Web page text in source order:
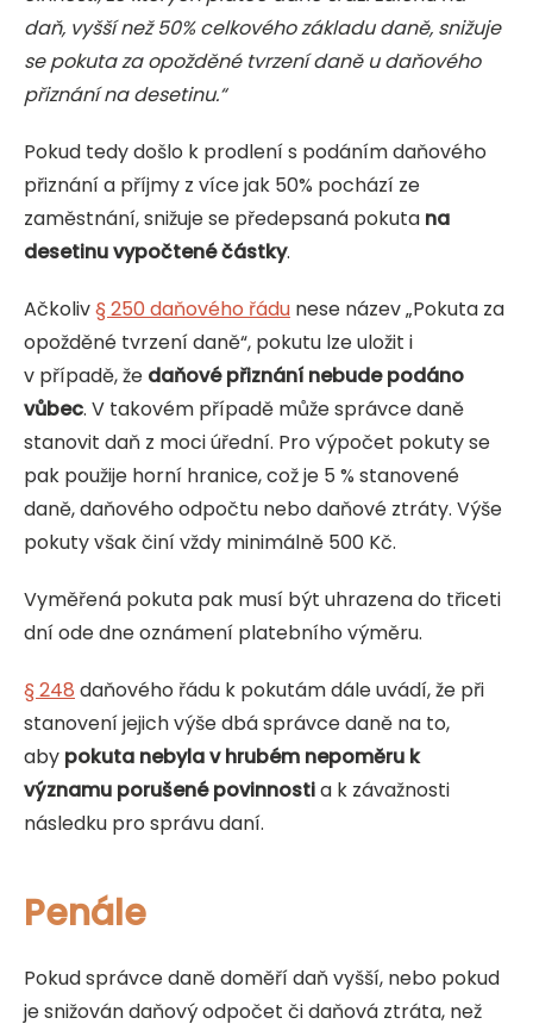
daň, vyšší než 50% celkového základu daně, snižuje
se pokuta za opožděné tvrzení daně u daňového
přiznání na desetinu.“
Pokud tedy došlo k prodlení s podáním daňového
přiznání a příjmy z více jak 50% pochází ze
zaměstnání, snižuje se předepsaná pokuta na
desetinu vypočtené částky.
Ačkoliv§ 250 daňového řádu nese název „Pokuta za
opožděné tvrzení daně“, pokutu lze uložit i
v případě, že daňové přiznání nebude podáno
vůbec. V takovém případě může správce daně
stanovit daň z moci úřední. Pro výpočet pokuty se
pak použije horní hranice, což je 5 % stanovené
daně, daňového odpočtu nebo daňové ztráty. Výše
pokuty však činí vždy minimálně 500 Kč.
Vyměřená pokuta pak musí být uhrazena do třiceti
dní ode dne oznámení platebního výměru.
§ 248 daňového řádu k pokutám dále uvádí, že při
stanovení jejich výše dbá správce daně na to,
aby pokuta nebyla v hrubém nepoměru k
významu porušené povinnostia k závažnosti
následku pro správu daní.
Penále
Pokud správce daně doměří daň vyšší, nebo pokud
je snižován daňový odpočet či daňová ztráta, než